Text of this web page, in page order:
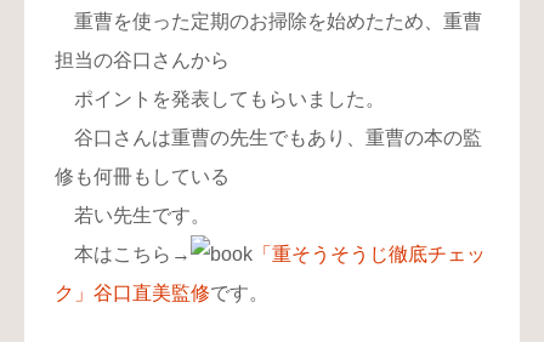
重曹を使った定期のお掃除を始めたため、重曹
担当の谷口さんから
ポイントを発表してもらいました。
谷口さんは重曹の先生でもあり、重曹の本の監
修も何冊もしている
若い先生です。
本はこちら→
「重そうそうじ徹底チェッ
ク」谷口直美監修です。